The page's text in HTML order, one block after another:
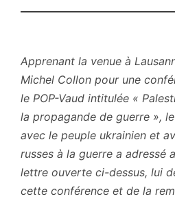
Apprenant la venue à
Michel Collon pour une
le POP-Vaud intitulée «
la propagande de guerre »,
avec le peuple ukrainien et
russes à la guerre a adressé
lettre ouverte ci-dessus, lui
cette conférence et de la